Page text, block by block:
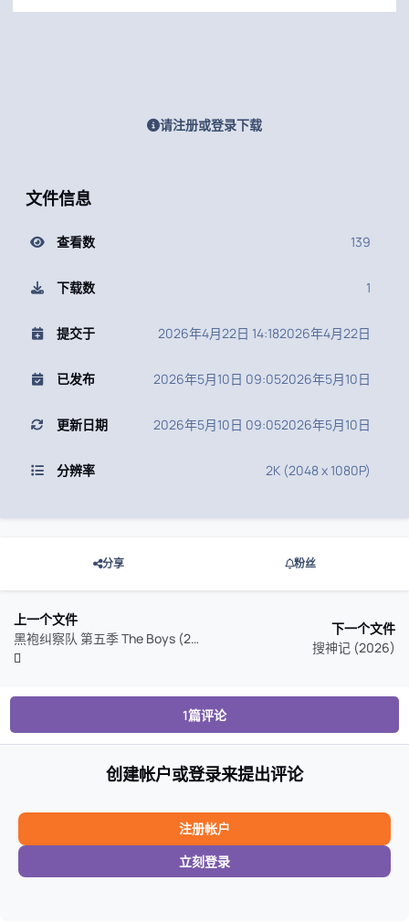
请注册或登录下载
文件信息
查看数 139
下载数 1
提交于 2026年4月22日 14:182026年4月22日
已发布 2026年5月10日 09:052026年5月10日
更新日期 2026年5月10日 09:052026年5月10日
分辨率 2K (2048 x 1080P)
分享 粉丝
上一个文件
黑袍纠察队 第五季 The Boys (2026)
下一个文件
搜神记 (2026)
1篇评论
创建帐户或登录来提出评论
注册帐户
立刻登录